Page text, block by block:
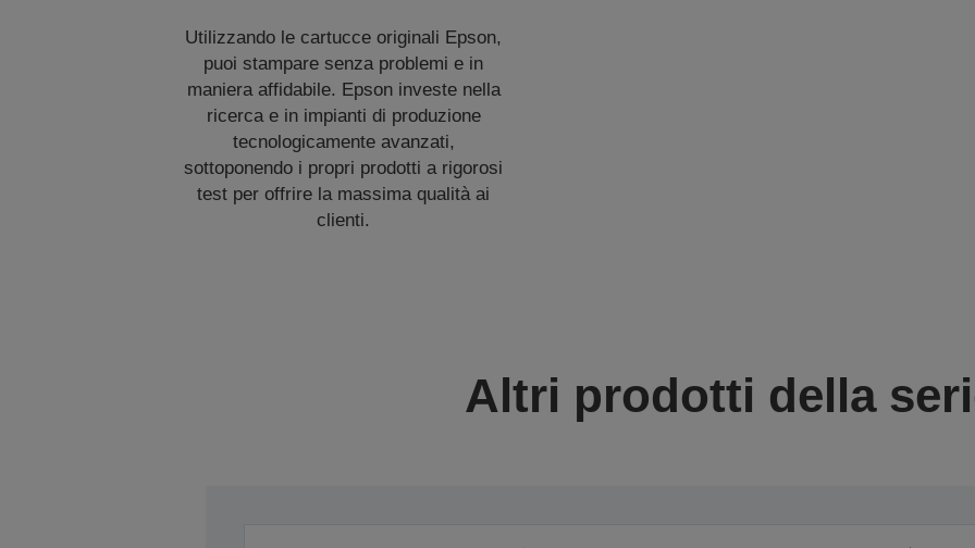
Utilizzando le cartucce originali Epson,
puoi stampare senza problemi e in
maniera affidabile. Epson investe nella
ricerca e in impianti di produzione
tecnologicamente avanzati,
sottoponendo i propri prodotti a rigorosi
test per offrire la massima qualità ai
clienti.
Altri prodotti della